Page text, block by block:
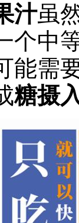
汁虽
个中
能需
糖摄